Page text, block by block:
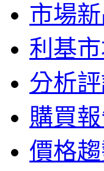
市場
利基
分析
購買
價格